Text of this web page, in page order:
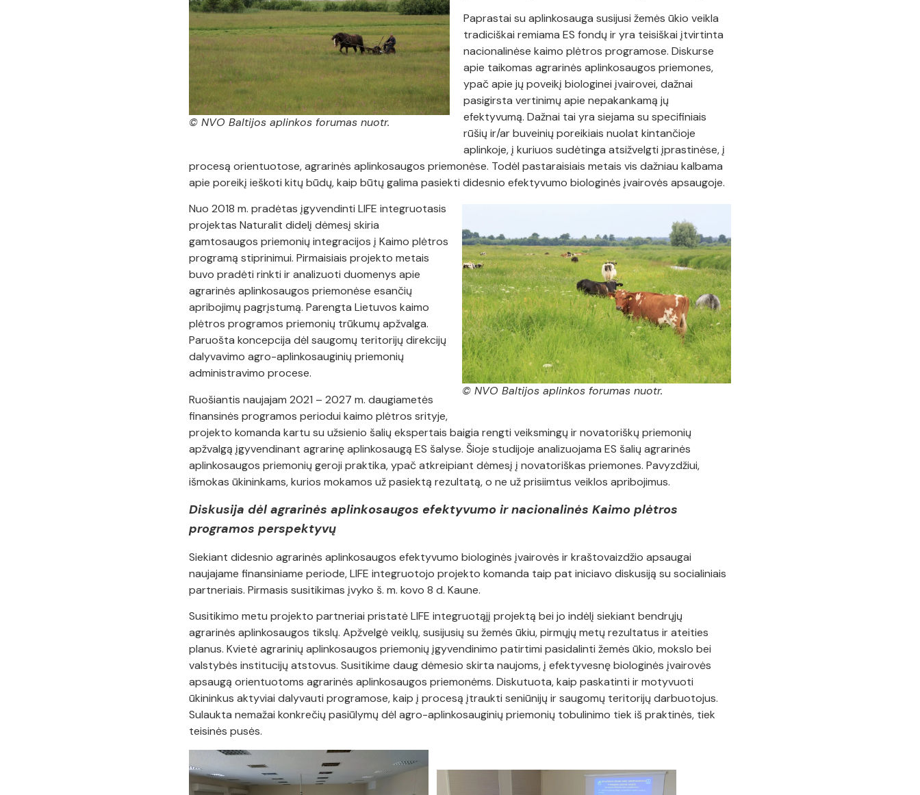
© NVO Baltijos aplinkos forumas nuotr.
Paprastai su aplinkosauga susijusi žemės ūkio veikla
tradiciškai remiama ES fondų ir yra teisiškai įtvirtinta
nacionalinėse kaimo plėtros programose. Diskurse
apie taikomas agrarinės aplinkosaugos priemones,
ypač apie jų poveikį biologinei įvairovei, dažnai
pasigirsta vertinimų apie nepakankamą jų
efektyvumą. Dažnai tai yra siejama su specifiniais
rūšių ir/ar buveinių poreikiais nuolat kintančioje
aplinkoje, į kuriuos sudėtinga atsižvelgti įprastinėse, į
procesą orientuotose, agrarinės aplinkosaugos priemonėse. Todėl pastaraisiais metais vis dažniau kalbama
apie poreikį ieškoti kitų būdų, kaip būtų galima pasiekti didesnio efektyvumo biologinės įvairovės apsaugoje.
© NVO Baltijos aplinkos forumas nuotr.
Nuo 2018 m. pradėtas įgyvendinti LIFE integruotasis
projektas Naturalit didelį dėmesį skiria
gamtosaugos priemonių integracijos į Kaimo plėtros
programą stiprinimui. Pirmaisiais projekto metais
buvo pradėti rinkti ir analizuoti duomenys apie
agrarinės aplinkosaugos priemonėse esančių
apribojimų pagrįstumą. Parengta Lietuvos kaimo
plėtros programos priemonių trūkumų apžvalga.
Paruošta koncepcija dėl saugomų teritorijų direkcijų
dalyvavimo agro-aplinkosauginių priemonių
administravimo procese.
Ruošiantis naujajam 2021 – 2027 m. daugiametės
finansinės programos periodui kaimo plėtros srityje,
projekto komanda kartu su užsienio šalių ekspertais baigia rengti veiksmingų ir novatoriškų priemonių
apžvalgą įgyvendinant agrarinę aplinkosaugą ES šalyse. Šioje studijoje analizuojama ES šalių agrarinės
aplinkosaugos priemonių geroji praktika, ypač atkreipiant dėmesį į novatoriškas priemones. Pavyzdžiui,
išmokas ūkininkams, kurios mokamos už pasiektą rezultatą, o ne už prisiimtus veiklos apribojimus.
Diskusija dėl agrarinės aplinkosaugos efektyvumo ir nacionalinės Kaimo plėtros
programos perspektyvų
Siekiant didesnio agrarinės aplinkosaugos efektyvumo biologinės įvairovės ir kraštovaizdžio apsaugai
naujajame finansiniame periode, LIFE integruotojo projekto komanda taip pat iniciavo diskusiją su socialiniais
partneriais. Pirmasis susitikimas įvyko š. m. kovo 8 d. Kaune.
Susitikimo metu projekto partneriai pristatė LIFE integruotąjį projektą bei jo indėlį siekiant bendrųjų
agrarinės aplinkosaugos tikslų. Apžvelgė veiklų, susijusių su žemės ūkiu, pirmųjų metų rezultatus ir ateities
planus. Kvietė agrarinių aplinkosaugos priemonių įgyvendinimo patirtimi pasidalinti žemės ūkio, mokslo bei
valstybės institucijų atstovus. Susitikime daug dėmesio skirta naujoms, į efektyvesnę biologinės įvairovės
apsaugą orientuotoms agrarinės aplinkosaugos priemonėms. Diskutuota, kaip paskatinti ir motyvuoti
ūkininkus aktyviai dalyvauti programose, kaip į procesą įtraukti seniūnijų ir saugomų teritorijų darbuotojus.
Sulaukta nemažai konkrečių pasiūlymų dėl agro-aplinkosauginių priemonių tobulinimo tiek iš praktinės, tiek
teisinės pusės.